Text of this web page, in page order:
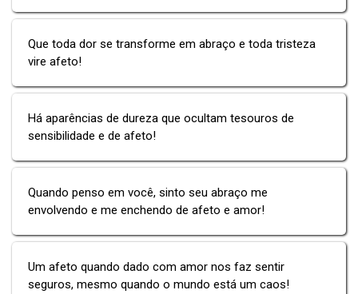
Que toda dor se transforme em abraço e toda tristeza
vire afeto!
Há aparências de dureza que ocultam tesouros de
sensibilidade e de afeto!
Quando penso em você, sinto seu abraço me
envolvendo e me enchendo de afeto e amor!
Um afeto quando dado com amor nos faz sentir
seguros, mesmo quando o mundo está um caos!